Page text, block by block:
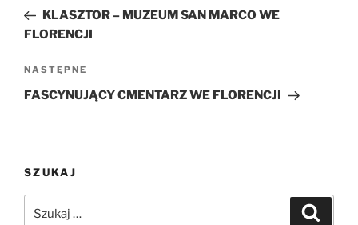
wpisKLASZTOR – MUZEUM SAN MARCO WE
FLORENCJI
Następny
wpis
NASTĘPNE
FASCYNUJĄCY CMENTARZ WE FLORENCJI
SZUKAJ